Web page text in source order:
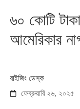
৬০ কোটি
আমেরিকার
রাইজিং ডেস্ক
ফেব্রুয়ারি ২৬, ২০২৫